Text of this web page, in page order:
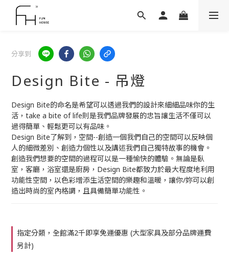
分享到
Design Bite - 吊燈
Design Bite的命名是希望可以透過我們的設計來細細品味你的生
活，take a bite of life則是我們品牌發展的忠旨讓生活不僅可以
過得簡單、輕鬆更可以有品味。
Design Bite了解到，空間--創造一個我們自己的空間可以反映個
人的細微差別、創造力個性以及講述我們自己獨特故事的機會。
創造我們想要的空間的過程可以是一種愉快的體驗。無論是臥
室，客廳，浴室還是廚房，Design Bite都致力於最大程度地利用
功能性空間，以色彩增添生活空間的樂趣和溫暖，讓你/妳可以創
造出時尚的室內格調，且具備簡單功能性。
指定分類，全館滿2千即享免運優惠 (大型家具及部分品牌運費
另計)